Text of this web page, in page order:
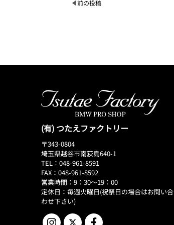
前の投稿
(有) つたえファクトリー
〒343-0804
埼玉県越谷市南荻島640-1
TEL：048-961-8591
FAX：048-961-8592
営業時間：9：30～19：00
定休日：毎週火曜日(祝祭日の場合はお問い合
わせ下さい)